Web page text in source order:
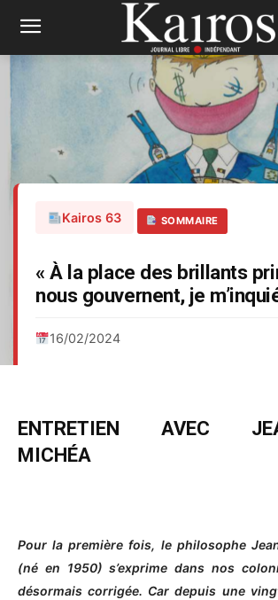
Kairos 63 SOMMAIRE
« À la place des brillants
nous gouvernent, je
16/02/2024
ENTRETIEN AVEC
MICHÉA
Pour la première fois, le philosophe
(né en 1950) s’exprime dans nos
désormais corrigée. Car depuis une